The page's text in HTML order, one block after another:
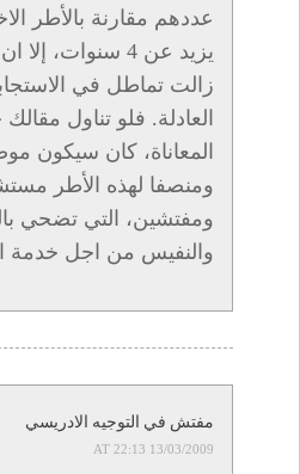
عددهم مقارنة بالأطر
يزيد عن 4 سنوات،
زالت تماطل في
العادلة. فلو تناول
المعاناة، كان سيكون
ومنصفا لهذه الأطر
ومفتشين، التي تضحي
والنفيس من اجل خدمة
مفتش في التوجيه الادريسي
13/03/2009 AT 22:13